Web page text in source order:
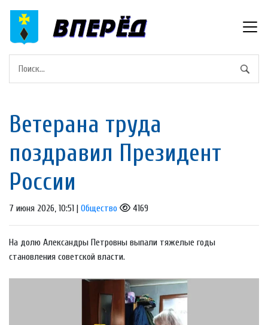
Ветерана труда
поздравил Президент
России
7 июня 2026, 10:51 | Общество 4169
На долю Александры Петровны выпали тяжелые годы
становления советской власти.